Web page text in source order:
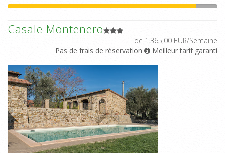
Casale Montenero
de 1.365,00 EUR/Semaine
Pas de frais de réservation
Meilleur tarif garanti